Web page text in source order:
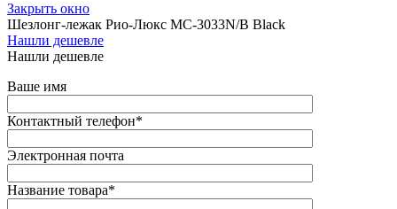
Закрыть окно
Шезлонг-лежак Рио-Люкс MC-3033N/B Black
Нашли дешевле
Нашли дешевле
Ваше имя
Контактный телефон*
Электронная почта
Название товара*